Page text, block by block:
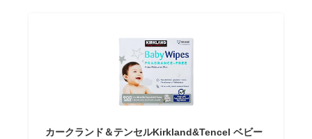
カークランド＆テンセルKirkland&Tencel ベビー